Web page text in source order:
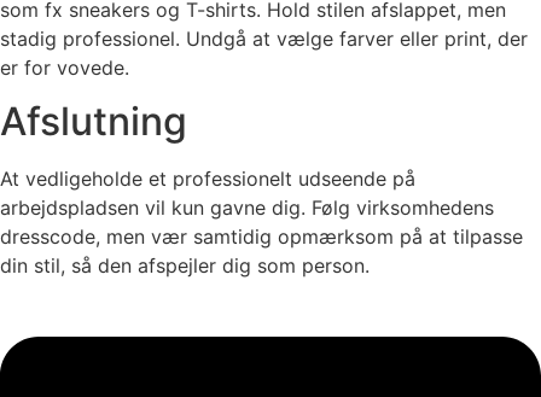
som fx sneakers og T-shirts. Hold stilen afslappet, men
stadig professionel. Undgå at vælge farver eller print, der
er for vovede.
Afslutning
At vedligeholde et professionelt udseende på
arbejdspladsen vil kun gavne dig. Følg virksomhedens
dresscode, men vær samtidig opmærksom på at tilpasse
din stil, så den afspejler dig som person.